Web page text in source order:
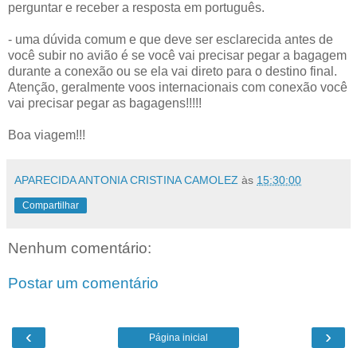
perguntar e receber a resposta em português.
- uma dúvida comum e que deve ser esclarecida antes de
você subir no avião é se você vai precisar pegar a bagagem
durante a conexão ou se ela vai direto para o destino final.
Atenção, geralmente voos internacionais com conexão você
vai precisar pegar as bagagens!!!!!
Boa viagem!!!
APARECIDA ANTONIA CRISTINA CAMOLEZ às 15:30:00
Compartilhar
Nenhum comentário:
Postar um comentário
‹ ›
Página inicial